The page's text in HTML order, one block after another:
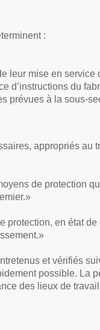
:
mise en service
d’instructions du
prévues à la sous-
appropriés
de protection
protection, en état
et vérifiés
possible. La
des lieux de